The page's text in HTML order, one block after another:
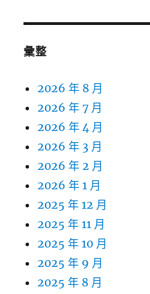
彙整
2026 年 8 月
2026 年 7 月
2026 年 4 月
2026 年 3 月
2026 年 2 月
2026 年 1 月
2025 年 12 月
2025 年 11 月
2025 年 10 月
2025 年 9 月
2025 年 8 月